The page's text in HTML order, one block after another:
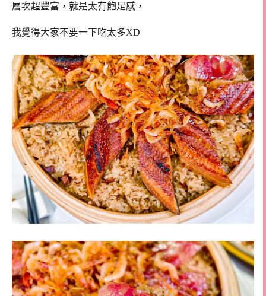
層次超豐富，就是太有飽足感，
我覺得大家不要一下吃太多XD